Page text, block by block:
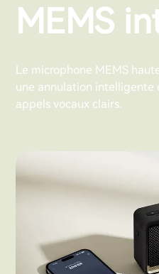
MEMS
Le microphone MEMS
une annulation intelligente
appels vocaux clairs.